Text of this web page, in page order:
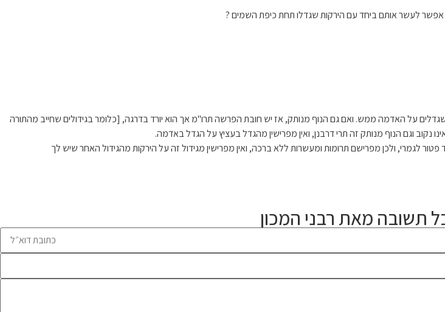
לעשר אותם ביחד עם הירקות שגדלו תחת כיפת השמים ?
על האדמה ממש. ואם גם הנוף מנותק, אז יש חובת הפרשה תרו"מ אך הוא יורד בדרגה, [כלומר בגידולים שחייב מהתורה
נקוב וגם הנוף מנותק זה תרי דרבנן, ואין מפרישין מהגדל בעציץ על הגדל באדמה.
ולכן מפרישם תרומות ומעשרות ללא ברכה, ואין מפרישין מגידול זה על הירקות מהגידול האחר שיש לך
תשובה מאת רבני המכון